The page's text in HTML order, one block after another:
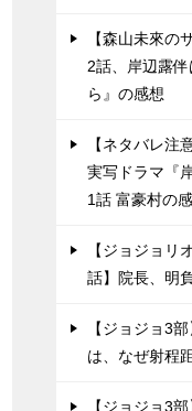
【森山未來の
2話、岸辺露
ら』の感想
【ネタバレ注
実写ドラマ『
1話 富豪村の
【ジョジョリ
話】院長、明
【ジョジョ3
は、なぜ射程
【ジョジョ3